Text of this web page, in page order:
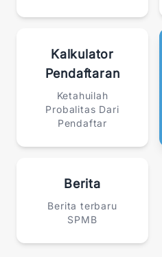
Kalkulator
Pendaftaran
Ketahuilah
Probalitas Dari
Pendaftar
Berita
Berita terbaru
SPMB